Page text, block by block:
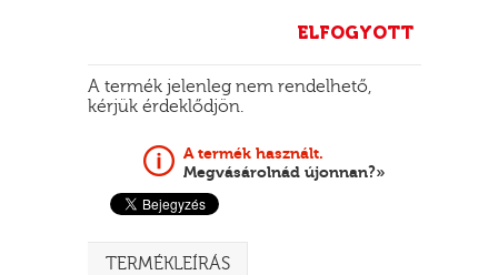
ELFOGYOTT
A termék jelenleg nem rendelhető,
kérjük érdeklődjön.
A termék használt.
Megvásárolnád újonnan?»
TERMÉKLEÍRÁS